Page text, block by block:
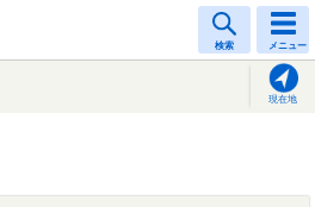
検索 メニュー
現在地